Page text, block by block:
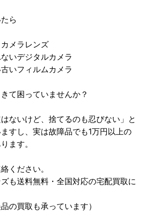
ら
メラレンズ
いデジタルカメラ
いフィルムカメラ
て困っていませんか？
はないけど、捨てるのも忍びない」と
すし、実は故障品でも1万円以上の
ます。
ください。
も送料無料・全国対応の宅配買取に
の買取も承っています）